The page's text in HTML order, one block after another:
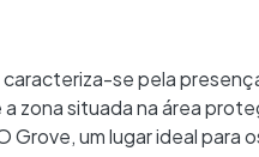
caracteriza-se pela
zona situada na área
um lugar ideal para